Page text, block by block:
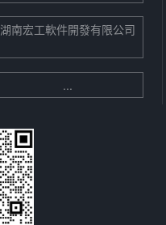
湖南宏工軟件開發有限公司
...